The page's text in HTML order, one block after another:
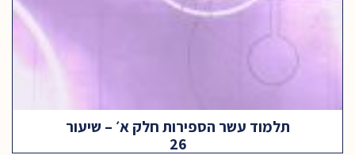
תלמוד עשר הספירות חלק א׳ – שיעור
26